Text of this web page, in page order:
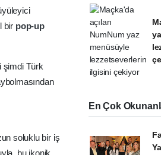
bir pop-up
şimdi Türk
soluklu bir iş
bu ikonik
En Çok